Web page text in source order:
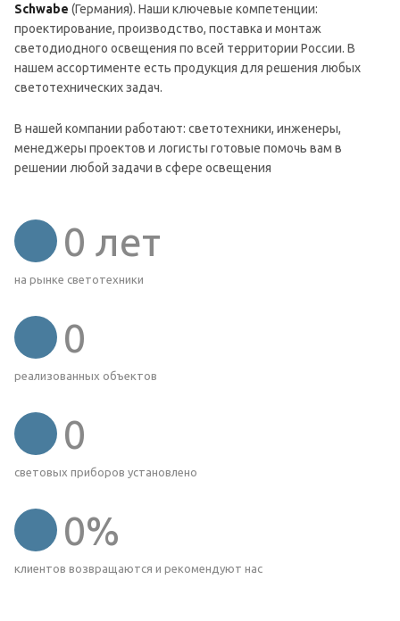
Schwabe (Германия). Наши ключевые компетенции:
проектирование, производство, поставка и монтаж
светодиодного освещения по всей территории России. В
нашем ассортименте есть продукция для решения любых
светотехнических задач.
В нашей компании работают: светотехники, инженеры,
менеджеры проектов и логисты готовые помочь вам в
решении любой задачи в сфере освещения
0 лет
на рынке светотехники
0
реализованных объектов
0
световых приборов установлено
0%
клиентов возвращаются и рекомендуют нас